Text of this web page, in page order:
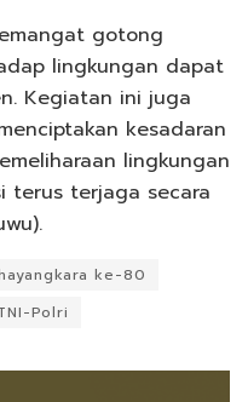
gotong
lingkungan dapat
Kegiatan ini juga
kesadaran
lingkungan
terus terjaga secara
ke-80
Polri